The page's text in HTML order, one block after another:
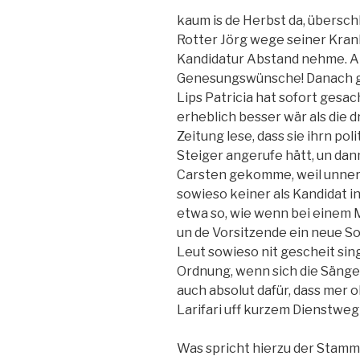
kaum is de Herbst da,
Rotter Jörg wege seiner
Kandidatur Abstand nehme.
Genesungswünsche! Danach
Lips Patricia hat sofort
erheblich besser wär als die
Zeitung lese, dass sie ihrn
Steiger angerufe hätt, un
Carsten gekomme, weil
sowieso keiner als Kandidat
etwa so, wie wenn bei
un de Vorsitzende ein neue
Leut sowieso nit gescheit
Ordnung, wenn sich die
auch absolut dafür, dass mer
Larifari uff kurzem
Was spricht hierzu der